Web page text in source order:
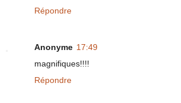
Répondre
Anonyme 17:49
magnifiques!!!!
Répondre